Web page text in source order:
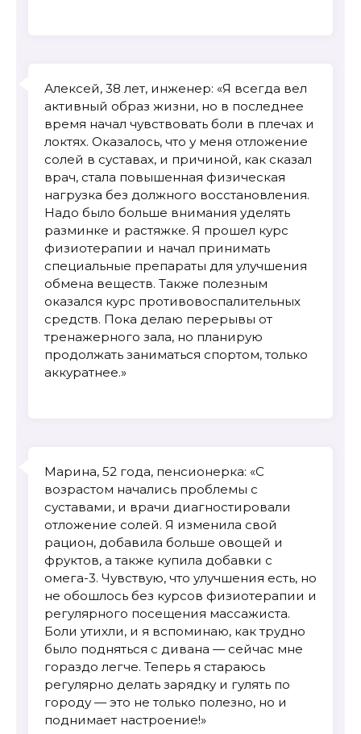
Алексей, 38 лет, инженер: «Я всегда вел
активный образ жизни, но в последнее
время начал чувствовать боли в плечах и
локтях. Оказалось, что у меня отложение
солей в суставах, и причиной, как сказал
врач, стала повышенная физическая
нагрузка без должного восстановления.
Надо было больше внимания уделять
разминке и растяжке. Я прошел курс
физиотерапии и начал принимать
специальные препараты для улучшения
обмена веществ. Также полезным
оказался курс противовоспалительных
средств. Пока делаю перерывы от
тренажерного зала, но планирую
продолжать заниматься спортом, только
аккуратнее.»
Марина, 52 года, пенсионерка: «С
возрастом начались проблемы с
суставами, и врачи диагностировали
отложение солей. Я изменила свой
рацион, добавила больше овощей и
фруктов, а также купила добавки с
омега-3. Чувствую, что улучшения есть, но
не обошлось без курсов физиотерапии и
регулярного посещения массажиста.
Боли утихли, и я вспоминаю, как трудно
было подняться с дивана — сейчас мне
гораздо легче. Теперь я стараюсь
регулярно делать зарядку и гулять по
городу — это не только полезно, но и
поднимает настроение!»